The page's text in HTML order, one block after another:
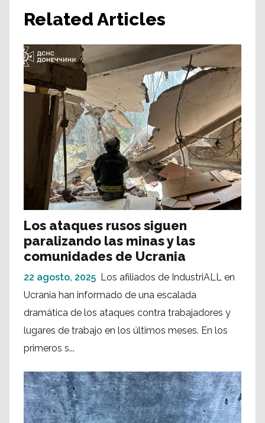
Related Articles
Los ataques rusos siguen
paralizando las minas y las
comunidades de Ucrania
22 agosto, 2025 Los afiliados de IndustriALL en
Ucrania han informado de una escalada
dramática de los ataques contra trabajadores y
lugares de trabajo en los últimos meses. En los
primeros s...